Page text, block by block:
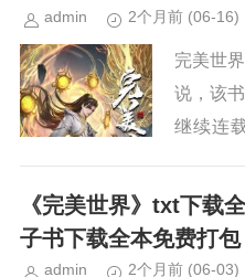
admin 2个月前 (06-16)
完美世
说，该
继续连
续关注
时间更
《完美世界》txt下载
子书下载全本免费打包
admin 2个月前 (06-03)